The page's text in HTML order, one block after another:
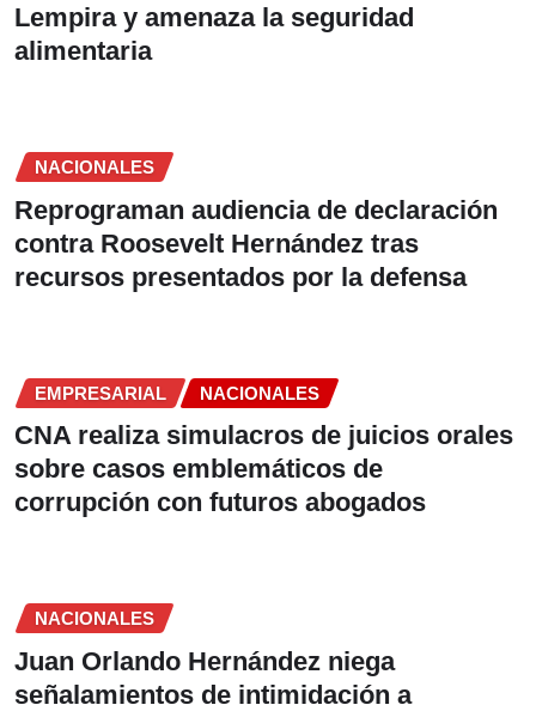
Lempira y amenaza la seguridad
alimentaria
NACIONALES
Reprograman audiencia de declaración
contra Roosevelt Hernández tras
recursos presentados por la defensa
EMPRESARIAL NACIONALES
CNA realiza simulacros de juicios orales
sobre casos emblemáticos de
corrupción con futuros abogados
NACIONALES
Juan Orlando Hernández niega
señalamientos de intimidación a